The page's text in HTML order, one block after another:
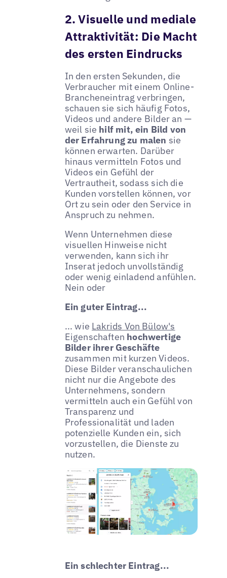
2. Visuelle und mediale
Attraktivität: Die Macht
des ersten Eindrucks
In den ersten Sekunden, die
Verbraucher mit einem Online-
Brancheneintrag verbringen,
schauen sie sich häufig Fotos,
Videos und andere Bilder an —
weil sie hilf mit, ein Bild von
der Erfahrung zu malen sie
können erwarten. Darüber
hinaus vermitteln Fotos und
Videos ein Gefühl der
Vertrautheit, sodass sich die
Kunden vorstellen können, vor
Ort zu sein oder den Service in
Anspruch zu nehmen.
Wenn Unternehmen diese
visuellen Hinweise nicht
verwenden, kann sich ihr
Inserat jedoch unvollständig
oder wenig einladend anfühlen.
Nein oder
Ein guter Eintrag...
... wie Lakrids Von Bülow's
Eigenschaften hochwertige
Bilder ihrer Geschäfte
zusammen mit kurzen Videos.
Diese Bilder veranschaulichen
nicht nur die Angebote des
Unternehmens, sondern
vermitteln auch ein Gefühl von
Transparenz und
Professionalität und laden
potenzielle Kunden ein, sich
vorzustellen, die Dienste zu
nutzen.
Ein schlechter Eintrag...